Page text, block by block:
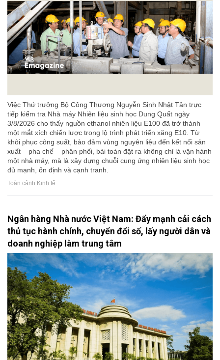
Việc Thứ trưởng Bộ Công Thương Nguyễn Sinh Nhật Tân trực
tiếp kiểm tra Nhà máy Nhiên liệu sinh học Dung Quất ngày
3/8/2026 cho thấy nguồn ethanol nhiên liệu E100 đã trở thành
một mắt xích chiến lược trong lộ trình phát triển xăng E10. Từ
khôi phục công suất, bảo đảm vùng nguyên liệu đến kết nối sản
xuất – pha chế – phân phối, bài toán đặt ra không chỉ là vận hành
một nhà máy, mà là xây dựng chuỗi cung ứng nhiên liệu sinh học
đủ mạnh, ổn định và cạnh tranh.
Toàn cảnh Kinh tế
Ngân hàng Nhà nước Việt Nam: Đẩy mạnh cải cách
thủ tục hành chính, chuyển đổi số, lấy người dân và
doanh nghiệp làm trung tâm